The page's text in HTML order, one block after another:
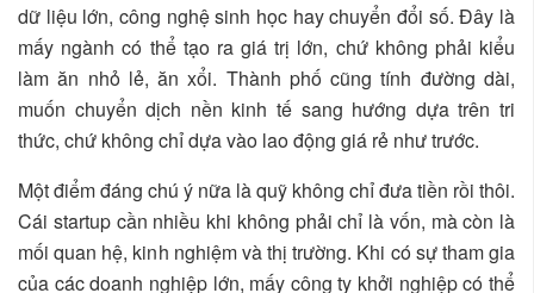
dữ liệu lớn, công nghệ sinh học hay chuyển đổi số. Đây là
mấy ngành có thể tạo ra giá trị lớn, chứ không phải kiểu
làm ăn nhỏ lẻ, ăn xổi. Thành phố cũng tính đường dài,
muốn chuyển dịch nền kinh tế sang hướng dựa trên tri
thức, chứ không chỉ dựa vào lao động giá rẻ như trước.
Một điểm đáng chú ý nữa là quỹ không chỉ đưa tiền rồi thôi.
Cái startup cần nhiều khi không phải chỉ là vốn, mà còn là
mối quan hệ, kinh nghiệm và thị trường. Khi có sự tham gia
của các doanh nghiệp lớn, mấy công ty khởi nghiệp có thể